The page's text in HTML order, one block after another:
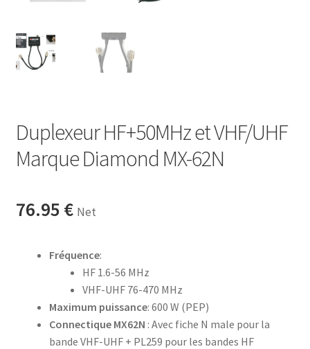
Duplexeur HF+50MHz et VHF/UHF
Marque Diamond MX-62N
76.95 € Net
Fréquence:
HF 1.6-56 MHz
VHF-UHF 76-470 MHz
Maximum puissance: 600 W (PEP)
Connectique MX62N : Avec fiche N male pour la
bande VHF-UHF + PL259 pour les bandes HF